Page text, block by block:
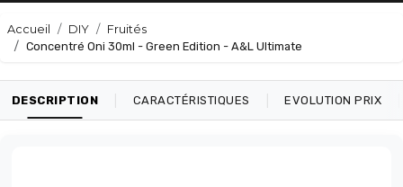
Accueil DIY
Fruités
Concentré Oni 30ml - Green Edition - A&L Ultimate
DESCRIPTION CARACTÉRISTIQUES EVOLUTION PRIX